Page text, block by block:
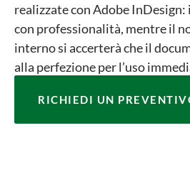
realizzate con Adobe
con professionalità, mentre il
interno si accerterà che il
alla perfezione per l’uso
RICHIEDI UN